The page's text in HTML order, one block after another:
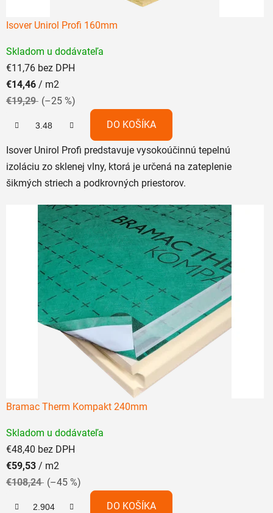
Isover Unirol Profi 160mm
hodnotenie
produktu
je
5,0
hviezdičiek.
Skladom u dodávateľa
€11,76 bez DPH
€14,46 / m2
€19,29 (–25 %)
DO KOŠÍKA
Isover Unirol Profi predstavuje vysokoúčinnú tepelnú
izoláciu zo sklenej vlny, ktorá je určená na zateplenie
šikmých striech a podkrovných priestorov.
Bramac Therm Kompakt 240mm
hodnotenie
produktu
je
5,0
Skladom u dodávateľa
€48,40 bez DPH
€59,53 / m2
€108,24 (–45 %)
DO KOŠÍKA